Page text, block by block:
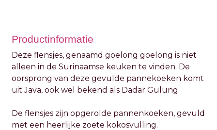
Productinformatie
Deze flensjes, genaamd goelong goelong is niet
alleen in de Surinaamse keuken te vinden. De
oorsprong van deze gevulde pannekoeken komt
uit Java, ook wel bekend als Dadar Gulung.
De flensjes zijn opgerolde pannenkoeken, gevuld
met een heerlijke zoete kokosvulling.